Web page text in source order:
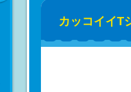
カッコイイT